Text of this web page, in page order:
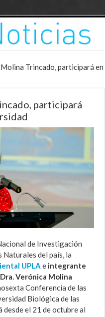
Trincado, participará en
participará
de Investigación
del país, la
UPLA e integrante
Verónica Molina
Conferencia de las
Biológica de las
desde el 21 de octubre al